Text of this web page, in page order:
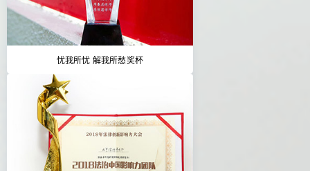
忧我所忧 解我所愁奖杯